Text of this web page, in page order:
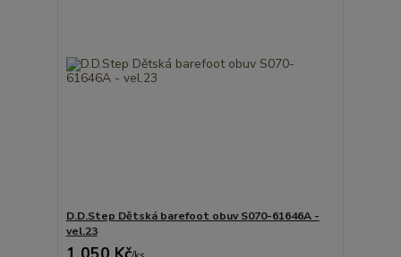
D.D.Step Dětská barefoot obuv S070-61646A -
vel.23